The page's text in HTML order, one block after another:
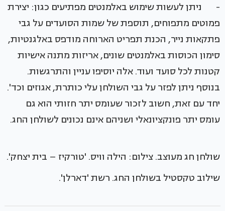
- ניתן לעשות שימוש באלמנטים מפתיעים כגון: יצירת
פמוטים מתפוחים, תוספת של שמות הסועדים על גבי
פתקאות נייר, הכנת תפריט הארוחה מודפס באלגנטיות,
סימון הכוסות באלמנטים שונים, אריזות מתנה אישיות
קטנות לכל סועד ועוד. אלה יוסיפו עניין והתרגשות.
בנוסף ניתן לפזר על גבי השולחן עלי כותרת, אגוזים וכד'.
יחד עם זאת, חשוב לזכור שעומס יתר חזותי הוא גם
עומס יתר פונקציונאלי ושניהם אינם נכונים לשולחן החג.
שולחן חג מעוצב. צילום: הילה וויס. 'טורקיז – בית יצחק'.
שילוב טקסטיל בשולחן החג. רשת 'דארלן'.